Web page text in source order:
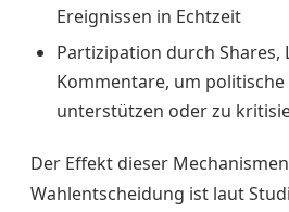
Ereignissen in Echtzeit
Partizipation durch Shares,
Kommentare, um
unterstützen oder zu
Der Effekt dieser
Wahlentscheidung ist laut